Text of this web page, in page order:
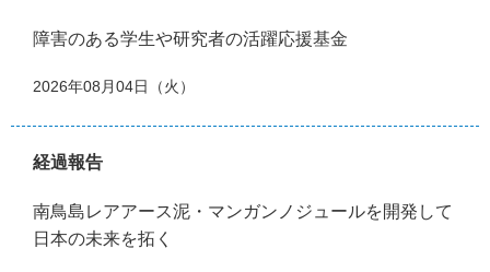
障害のある学生や研究者の活躍応援基金
2026年08月04日（火）
経過報告
南鳥島レアアース泥・マンガンノジュールを開発して
日本の未来を拓く